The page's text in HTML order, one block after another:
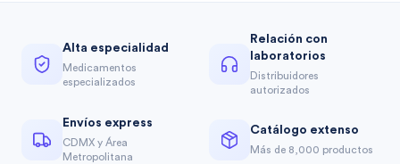
Alta especialidad
Medicamentos
especializados
Relación con
laboratorios
Distribuidores
autorizados
Envíos express
CDMX y Área
Metropolitana
Catálogo extenso
Más de 8,000 productos